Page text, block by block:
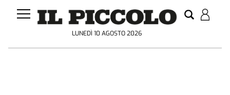
LUNEDÌ 10 AGOSTO 2026